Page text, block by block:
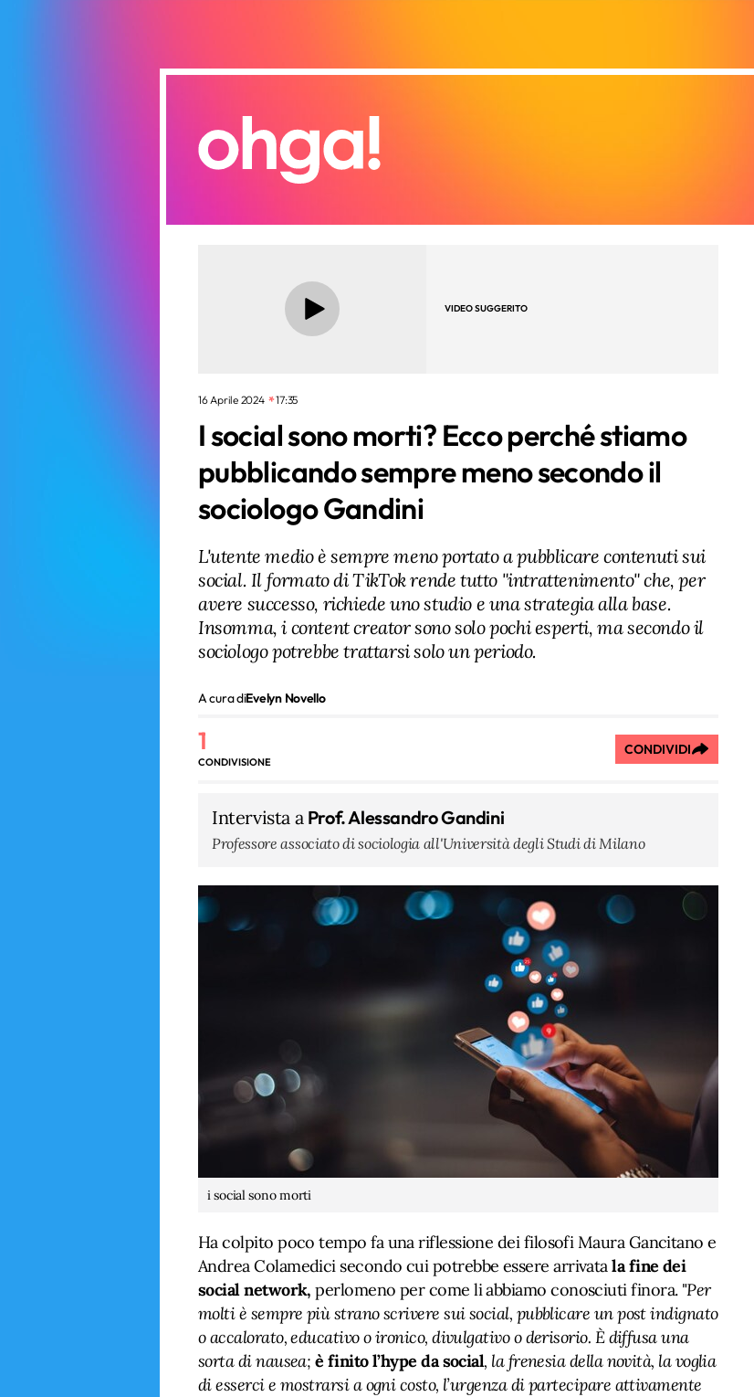
VIDEO SUGGERITO
16 Aprile 2024 17:35
I social sono morti? Ecco perché stiamo
pubblicando sempre meno secondo il
sociologo Gandini
L'utente medio è sempre meno portato a pubblicare contenuti sui
social. Il formato di TikTok rende tutto "intrattenimento" che, per
avere successo, richiede uno studio e una strategia alla base.
Insomma, i content creator sono solo pochi esperti, ma secondo il
sociologo potrebbe trattarsi solo un periodo.
A cura diEvelyn Novello
1
CONDIVISIONE
CONDIVIDI
Intervista a Prof. Alessandro Gandini
Professore associato di sociologia all'Università degli Studi di Milano
i social sono morti
Ha colpito poco tempo fa una riflessione dei filosofi Maura Gancitano e
Andrea Colamedici secondo cui potrebbe essere arrivatala fine dei
social network,perlomeno per come li abbiamo conosciuti finora. "Per
molti è sempre più strano scrivere sui social, pubblicare un post indignato
o accalorato, educativo o ironico, divulgativo o derisorio. È diffusa una
sorta di nausea; è finito l’hype da social, la frenesia della novità, la voglia
di esserci e mostrarsi a ogni costo, l’urgenza di partecipare attivamente